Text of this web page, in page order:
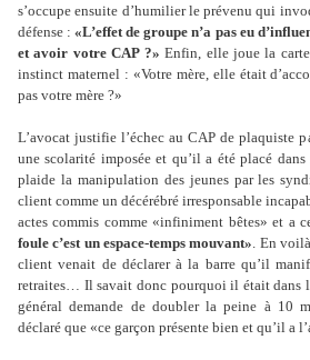
s’occupe ensuite d’humi­lier le pré­venu qui
défense :«L’effet de groupe n’a pas eu
et avoir votre CAP ?» Enfin, elle joue la
ins­tinct mater­nel : «Votre mère, elle était
pas votre mère ?»
L’avocat jus­ti­fie l’échec au CAP de pla­quiste
une sco­la­rité impo­sée et qu’il a été placé
plaide la mani­pu­la­tion des jeunes par les
client comme un décé­ré­bré irres­pon­sa­ble
actes commis comme «infi­ni­ment bêtes» et a
foule c’est un espace-temps mou­vant». En
client venait de décla­rer à la barre qu’il
retrai­tes… Il savait donc pour­quoi il était dans
géné­ral demande de dou­bler la peine à 10
déclaré que «ce garçon pré­sente bien et qu’il a